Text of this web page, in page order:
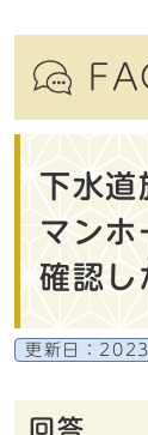
下水道
マンホ
確認し
更新日：
回答